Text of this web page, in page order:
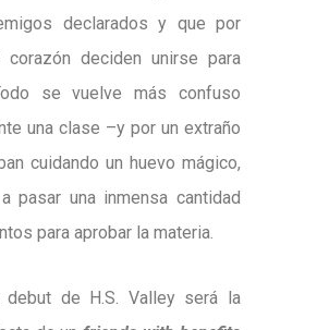
declarados y que por
deciden unirse para
se vuelve más confuso
una clase –y por un extraño
cuidando un huevo mágico,
pasar una inmensa cantidad
para aprobar la materia.
debut de H.S. Valley será la